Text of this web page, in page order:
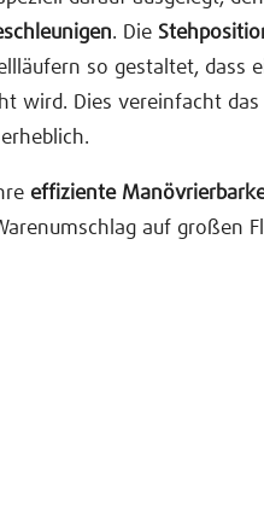
. Die
so gestaltet, dass
wird. Dies vereinfacht das
effiziente
auf großen